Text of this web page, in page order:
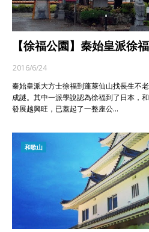
【徐福公園】秦始皇派徐
2016/6/24
秦始皇派大方士徐福到蓬萊仙山找長生不
成謎。其中一派學說認為徐福到了日本，
發展越興旺，已蓋起了一整座公…
和歌山